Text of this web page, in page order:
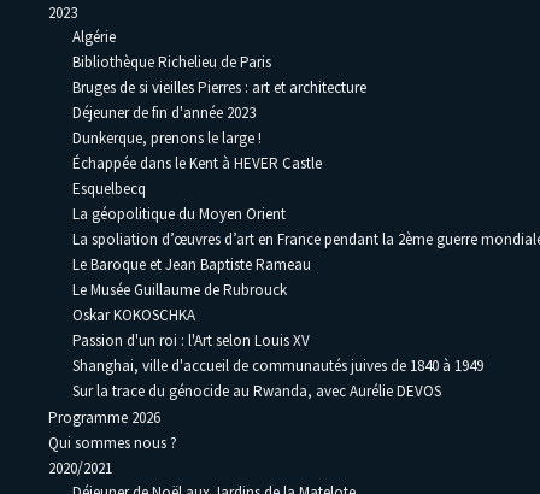
2023
Algérie
Bibliothèque Richelieu de Paris
Bruges de si vieilles Pierres : art et architecture
Déjeuner de fin d'année 2023
Dunkerque, prenons le large !
Échappée dans le Kent à HEVER Castle
Esquelbecq
La géopolitique du Moyen Orient
La spoliation d’œuvres d’art en France pendant la 2ème guerre
Le Baroque et Jean Baptiste Rameau
Le Musée Guillaume de Rubrouck
Oskar KOKOSCHKA
Passion d'un roi : l'Art selon Louis XV
Shanghai, ville d'accueil de communautés juives de 1840 à 1949
Sur la trace du génocide au Rwanda, avec Aurélie DEVOS
Programme 2026
Qui sommes nous ?
2020/2021